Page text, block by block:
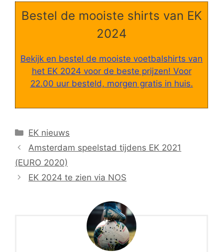
Bestel de mooiste shirts van EK
2024
Bekijk en bestel de mooiste voetbalshirts van
het EK 2024 voor de beste prijzen! Voor
22.00 uur besteld, morgen gratis in huis.
Categorieën
EK nieuws
Amsterdam speelstad tijdens EK 2021
(EURO 2020)
EK 2024 te zien via NOS